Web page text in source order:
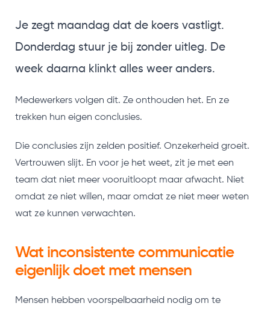
Je zegt maandag dat de koers vastligt.
Donderdag stuur je bij zonder uitleg. De
week daarna klinkt alles weer anders.
Medewerkers volgen dit. Ze onthouden het. En ze
trekken hun eigen conclusies.
Die conclusies zijn zelden positief. Onzekerheid groeit.
Vertrouwen slijt. En voor je het weet, zit je met een
team dat niet meer vooruitloopt maar afwacht. Niet
omdat ze niet willen, maar omdat ze niet meer weten
wat ze kunnen verwachten.
Wat inconsistente communicatie
eigenlijk doet met mensen
Mensen hebben voorspelbaarheid nodig om te